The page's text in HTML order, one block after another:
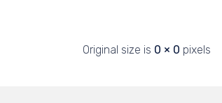
Original size is 0 × 0 pixels